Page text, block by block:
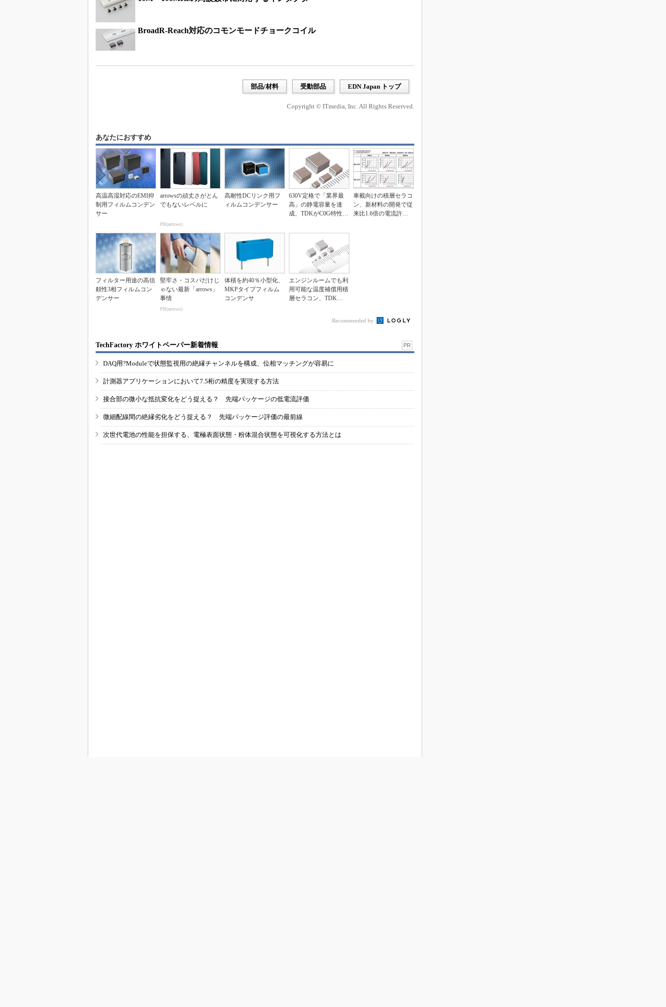
BroadR-Reach対応のコモンモードチョークコイル
部品/材料 受動部品 EDN Japan トップ
Copyright © ITmedia, Inc. All Rights Reserved.
あなたにおすすめ
高温高湿対応のEMI抑
制用フィルムコンデン
サー
arrowsの頑丈さがとん
でもないレベルに
PR(arrows)
高耐性DCリンク用フ
ィルムコンデンサー
630V定格で「業界最
高」の静電容量を達
成、TDKがC0G特性の
車載向けの積層セラコ
ン、新材料の開発で従
来比1.6倍の電流許容
フィルター用途の高信
頼性3相フィルムコン
デンサー
堅牢さ・コスパだけじ
ゃない最新「arrows」
事情
PR(arrows)
体積を約40％小型化、
MKPタイプフィルム
コンデンサ
エンジンルームでも利
用可能な温度補償用積
層セラコン、TDKが2
Recommended by
TechFactory ホワイトペーパー新着情報 PR
DAQ用?Moduleで状態監視用の絶縁チャンネルを構成、位相マッチングが容易に
計測器アプリケーションにおいて7.5桁の精度を実現する方法
接合部の微小な抵抗変化をどう捉える？ 先端パッケージの低電流評価
微細配線間の絶縁劣化をどう捉える？ 先端パッケージ評価の最前線
次世代電池の性能を担保する、電極表面状態・粉体混合状態を可視化する方法とは